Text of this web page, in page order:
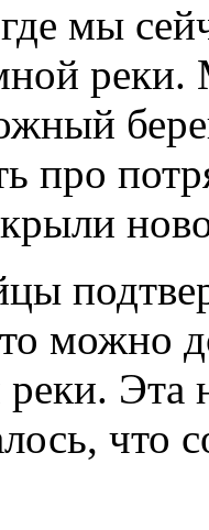
мы
про
можно
Эта
что